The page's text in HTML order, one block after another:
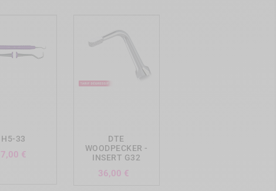
H5-33
€
DTE
WOODPECKER -
INSERT G32
36,00 €